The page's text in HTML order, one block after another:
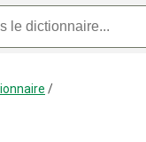
/